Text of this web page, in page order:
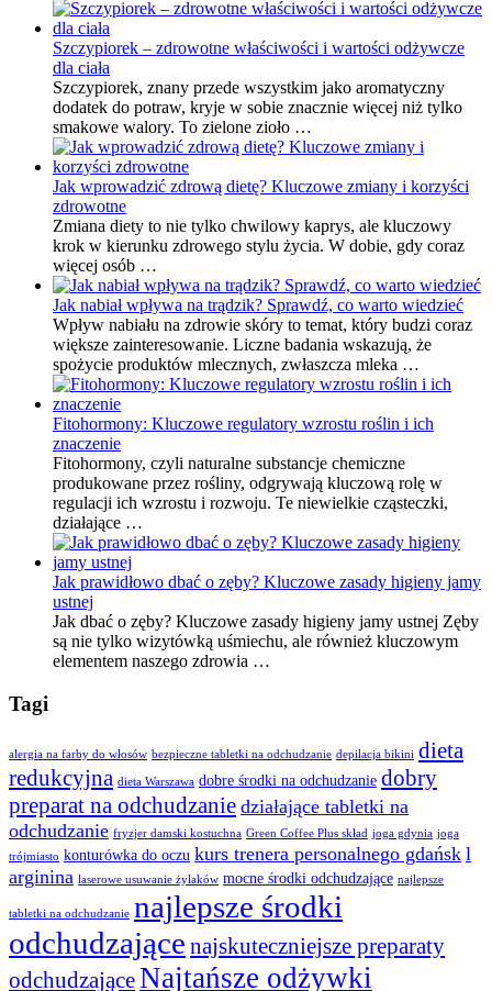
Szczypiorek – zdrowotne właściwości i wartości odżywcze
dla ciała
Szczypiorek, znany przede wszystkim jako aromatyczny
dodatek do potraw, kryje w sobie znacznie więcej niż tylko
smakowe walory. To zielone zioło …
Jak wprowadzić zdrową dietę? Kluczowe zmiany i korzyści
zdrowotne
Zmiana diety to nie tylko chwilowy kaprys, ale kluczowy
krok w kierunku zdrowego stylu życia. W dobie, gdy coraz
więcej osób …
Jak nabiał wpływa na trądzik? Sprawdź, co warto wiedzieć
Wpływ nabiału na zdrowie skóry to temat, który budzi coraz
większe zainteresowanie. Liczne badania wskazują, że
spożycie produktów mlecznych, zwłaszcza mleka …
Fitohormony: Kluczowe regulatory wzrostu roślin i ich
znaczenie
Fitohormony, czyli naturalne substancje chemiczne
produkowane przez rośliny, odgrywają kluczową rolę w
regulacji ich wzrostu i rozwoju. Te niewielkie cząsteczki,
działające …
Jak prawidłowo dbać o zęby? Kluczowe zasady higieny jamy
ustnej
Jak dbać o zęby? Kluczowe zasady higieny jamy ustnej Zęby
są nie tylko wizytówką uśmiechu, ale również kluczowym
elementem naszego zdrowia …
Tagi
alergia na farby do włosów bezpieczne tabletki na odchudzanie depilacja bikini dieta
redukcyjna dieta Warszawa dobre środki na odchudzanie dobry
preparat na odchudzanie działające tabletki na
odchudzanie fryzjer damski kostuchna Green Coffee Plus skład joga gdynia joga
trójmiasto konturówka do oczu kurs trenera personalnego gdańsk l
arginina laserowe usuwanie żylaków mocne środki odchudzające najlepsze
tabletki na odchudzanie najlepsze środki
odchudzające najskuteczniejsze preparaty
odchudzająceNajtańsze odżywki